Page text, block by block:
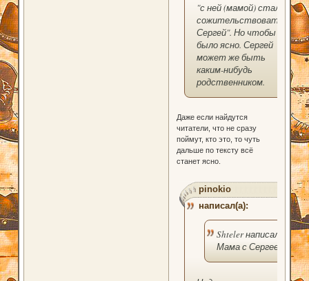
"с ней (мамой) стал
сожительствовать
Сергей". Но чтобы
было ясно. Сергей
может же быть
каким-нибудь
родственником.
Даже если найдутся
читатели, что не сразу
поймут, кто это, то чуть
дальше по тексту всё
станет ясно.
pinokio
написал(а):
Shteler написал(а):
Мама с Сергеем